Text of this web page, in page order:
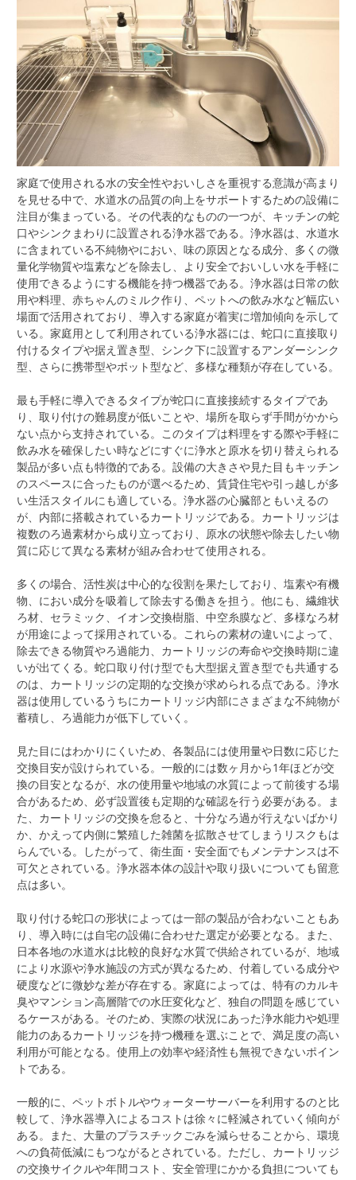
家庭で使用される水の安全性やおいしさを重視する意識が高まり
を見せる中で、水道水の品質の向上をサポートするための設備に
注目が集まっている。 その代表的なものの一つが、キッチンの蛇
口やシンクまわりに設置される浄水器である。浄水器は、水道水
に含まれている不純物やにおい、味の原因となる成分、多くの微
量化学物質や塩素などを除去し、より安全でおいしい水を手軽に
使用できるようにする機能を持つ機器である。浄水器は日常の飲
用や料理、赤ちゃんのミルク作り、ペットへの飲み水など幅広い
場面で活用されており、導入する家庭が着実に増加傾向を示して
いる。家庭用として利用されている浄水器には、蛇口に直接取り
付けるタイプや据え置き型、シンク下に設置するアンダーシンク
型、さらに携帯型やポット型など、多様な種類が存在している。
最も手軽に導入できるタイプが蛇口に直接接続するタイプであ
り、取り付けの難易度が低いことや、場所を取らず手間がかから
ない点から支持されている。このタイプは料理をする際や手軽に
飲み水を確保したい時などにすぐに浄水と原水を切り替えられる
製品が多い点も特徴的である。設備の大きさや見た目もキッチン
のスペースに合ったものが選べるため、賃貸住宅や引っ越しが多
い生活スタイルにも適している。浄水器の心臓部ともいえるの
が、内部に搭載されているカートリッジである。カートリッジは
複数のろ過素材から成り立っており、原水の状態や除去したい物
質に応じて異なる素材が組み合わせて使用される。
多くの場合、活性炭は中心的な役割を果たしており、塩素や有機
物、におい成分を吸着して除去する働きを担う。他にも、繊維状
ろ材、セラミック、イオン交換樹脂、中空糸膜など、多様なろ材
が用途によって採用されている。これらの素材の違いによって、
除去できる物質やろ過能力、カートリッジの寿命や交換時期に違
いが出てくる。蛇口取り付け型でも大型据え置き型でも共通する
のは、カートリッジの定期的な交換が求められる点である。浄水
器は使用しているうちにカートリッジ内部にさまざまな不純物が
蓄積し、ろ過能力が低下していく。
見た目にはわかりにくいため、各製品には使用量や日数に応じた
交換目安が設けられている。一般的には数ヶ月から1年ほどが交
換の目安となるが、水の使用量や地域の水質によって前後する場
合があるため、必ず設置後も定期的な確認を行う必要がある。ま
た、カートリッジの交換を怠ると、十分なろ過が行えないばかり
か、かえって内側に繁殖した雑菌を拡散させてしまうリスクもは
らんでいる。したがって、衛生面・安全面でもメンテナンスは不
可欠とされている。浄水器本体の設計や取り扱いについても留意
点は多い。
取り付ける蛇口の形状によっては一部の製品が合わないこともあ
り、導入時には自宅の設備に合わせた選定が必要となる。また、
日本各地の水道水は比較的良好な水質で供給されているが、地域
により水源や浄水施設の方式が異なるため、付着している成分や
硬度などに微妙な差が存在する。家庭によっては、特有のカルキ
臭やマンション高層階での水圧変化など、独自の問題を感じてい
るケースがある。そのため、実際の状況にあった浄水能力や処理
能力のあるカートリッジを持つ機種を選ぶことで、満足度の高い
利用が可能となる。使用上の効率や経済性も無視できないポイン
トである。
一般的に、ペットボトルやウォーターサーバーを利用するのと比
較して、浄水器導入によるコストは徐々に軽減されていく傾向が
ある。また、大量のプラスチックごみを減らせることから、環境
への負荷低減にもつながるとされている。ただし、カートリッジ
の交換サイクルや年間コスト、安全管理にかかる負担についても